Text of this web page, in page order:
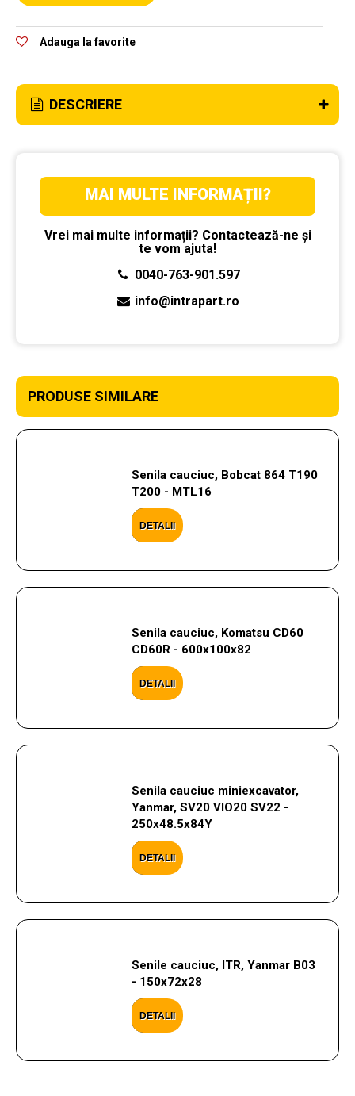
Adauga la favorite
DESCRIERE
MAI MULTE INFORMAȚII?
Vrei mai multe informații? Contactează-ne și
te vom ajuta!
0040-763-901.597
info@intrapart.ro
PRODUSE SIMILARE
Senila cauciuc, Bobcat 864 T190
T200 - MTL16
DETALII
Senila cauciuc, Komatsu CD60
CD60R - 600x100x82
DETALII
Senila cauciuc miniexcavator,
Yanmar, SV20 VIO20 SV22 -
250x48.5x84Y
DETALII
Senile cauciuc, ITR, Yanmar B03
- 150x72x28
DETALII